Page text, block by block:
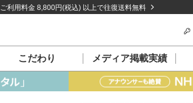
ご利用料金 8,800円(税込) 以上で往復送料無料
こだわり メディア掲載実績